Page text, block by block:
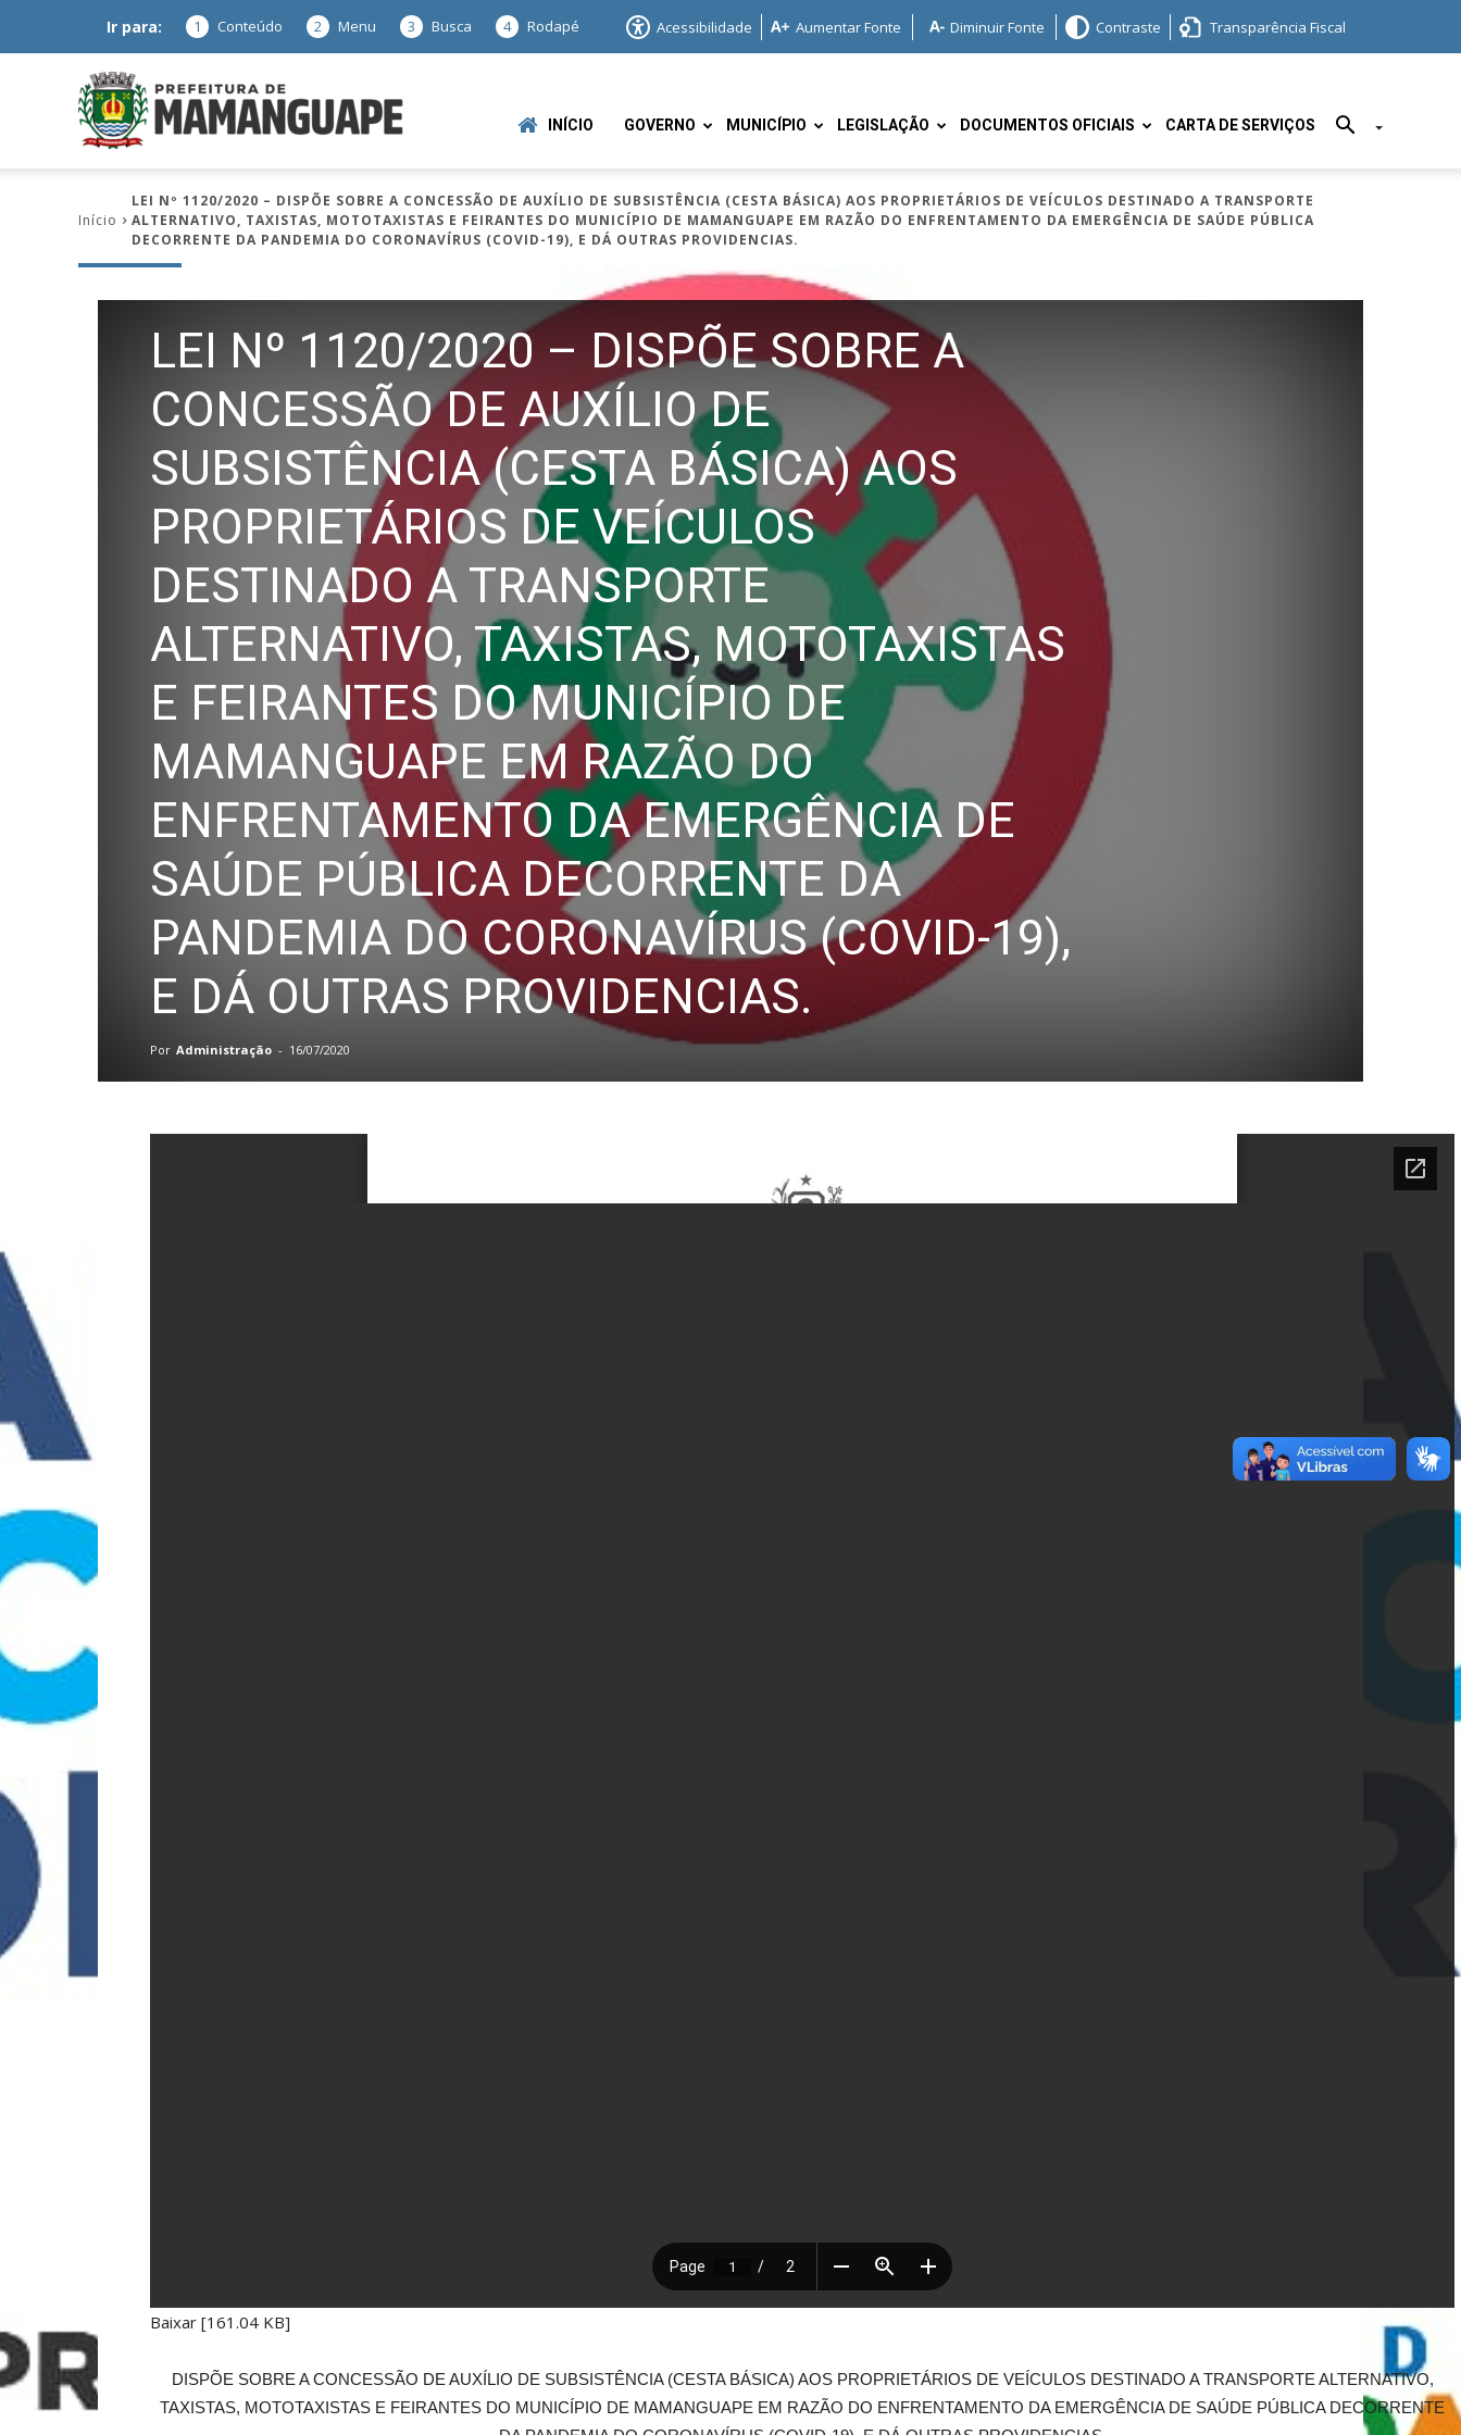
Ir para: 1 Conteúdo 2 Menu 3 Busca 4 Rodapé Acessibilidade Aumentar Fonte Diminuir Fonte Contraste Transparência Fiscal
de
Mamanguape
–
PB
INÍCIO GOVERNO MUNICÍPIO LEGISLAÇÃO DOCUMENTOS OFICIAIS CARTA DE SERVIÇOS
Início
LEI Nº 1120/2020 – DISPÕE SOBRE A CONCESSÃO DE AUXÍLIO DE SUBSISTÊNCIA (CESTA BÁSICA) AOS PROPRIETÁRIOS DE VEÍCULOS DESTINADO A TRANSPORTE
ALTERNATIVO, TAXISTAS, MOTOTAXISTAS E FEIRANTES DO MUNICÍPIO DE MAMANGUAPE EM RAZÃO DO ENFRENTAMENTO DA EMERGÊNCIA DE SAÚDE PÚBLICA
DECORRENTE DA PANDEMIA DO CORONAVÍRUS (COVID-19), E DÁ OUTRAS PROVIDENCIAS.
LEI Nº 1120/2020 – DISPÕE SOBRE A
CONCESSÃO DE AUXÍLIO DE
SUBSISTÊNCIA (CESTA BÁSICA) AOS
PROPRIETÁRIOS DE VEÍCULOS
DESTINADO A TRANSPORTE
ALTERNATIVO, TAXISTAS, MOTOTAXISTAS
E FEIRANTES DO MUNICÍPIO DE
MAMANGUAPE EM RAZÃO DO
ENFRENTAMENTO DA EMERGÊNCIA DE
SAÚDE PÚBLICA DECORRENTE DA
PANDEMIA DO CORONAVÍRUS (COVID-19),
E DÁ OUTRAS PROVIDENCIAS.
Por Administração - 16/07/2020
Baixar [161.04 KB]
DISPÕE SOBRE A CONCESSÃO DE AUXÍLIO DE SUBSISTÊNCIA (CESTA BÁSICA) AOS PROPRIETÁRIOS DE VEÍCULOS DESTINADO A TRANSPORTE ALTERNATIVO,
TAXISTAS, MOTOTAXISTAS E FEIRANTES DO MUNICÍPIO DE MAMANGUAPE EM RAZÃO DO ENFRENTAMENTO DA EMERGÊNCIA DE SAÚDE PÚBLICA DECORRENTE